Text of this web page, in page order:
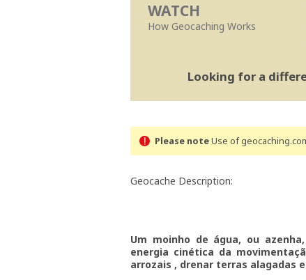
WATCH
How Geocaching Works
Looking for a
Please noteUse of
Geocache Description:
Um moinho de água, ou
energia cinética da
arrozais , drenar terras alagadas